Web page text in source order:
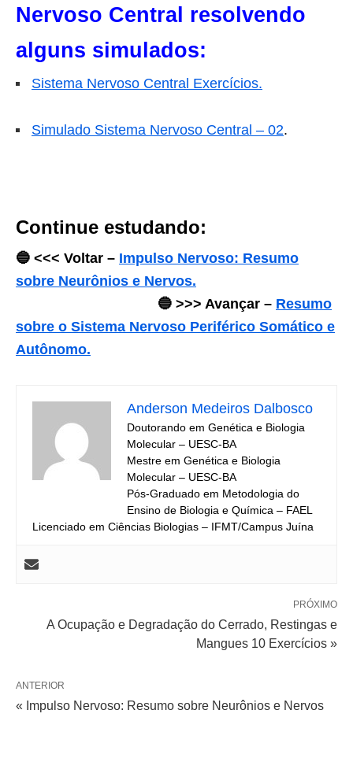
Nervoso Central resolvendo
alguns simulados:
Sistema Nervoso Central Exercícios.
Simulado Sistema Nervoso Central – 02.
Continue estudando:
🔵 <<< Voltar – Impulso Nervoso: Resumo
sobre Neurônios e Nervos.
🔵 >>> Avançar – Resumo
sobre o Sistema Nervoso Periférico Somático e
Autônomo.
Anderson Medeiros Dalbosco
Doutorando em Genética e Biologia
Molecular – UESC-BA
Mestre em Genética e Biologia
Molecular – UESC-BA
Pós-Graduado em Metodologia do
Ensino de Biologia e Química – FAEL
Licenciado em Ciências Biologias – IFMT/Campus Juína
PRÓXIMO
A Ocupação e Degradação do Cerrado, Restingas e
Mangues 10 Exercícios »
ANTERIOR
« Impulso Nervoso: Resumo sobre Neurônios e Nervos